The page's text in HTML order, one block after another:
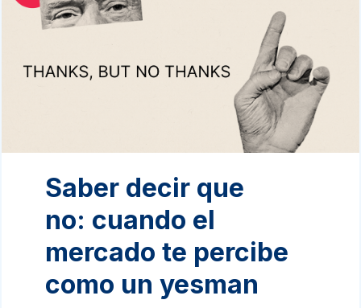
Saber decir que
no: cuando el
mercado te percibe
como un yesman